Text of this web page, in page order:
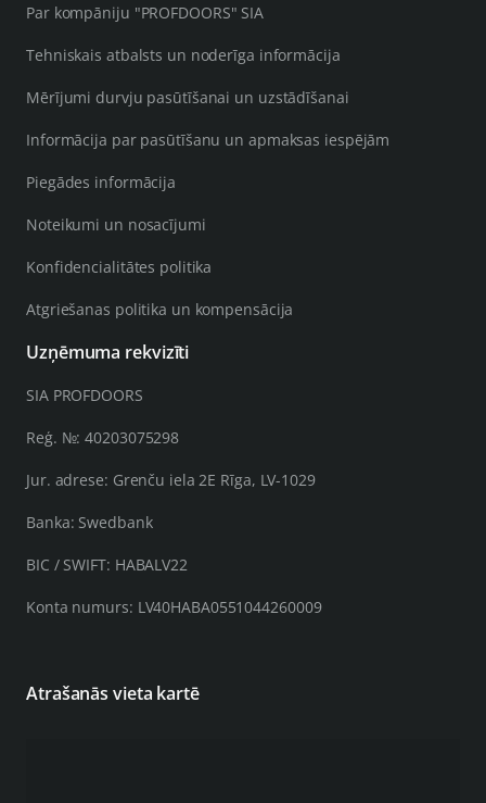
Par kompāniju "PROFDOORS" SIA
Tehniskais atbalsts un noderīga informācija
Mērījumi durvju pasūtīšanai un uzstādīšanai
Informācija par pasūtīšanu un apmaksas iespējām
Piegādes informācija
Noteikumi un nosacījumi
Konfidencialitātes politika
Atgriešanas politika un kompensācija
Uzņēmuma rekvizīti
SIA PROFDOORS
Reģ. №: 40203075298
Jur. adrese: Grenču iela 2E Rīga, LV-1029
Banka: Swedbank
BIC / SWIFT: HABALV22
Konta numurs: LV40HABA0551044260009
Atrašanās vieta kartē